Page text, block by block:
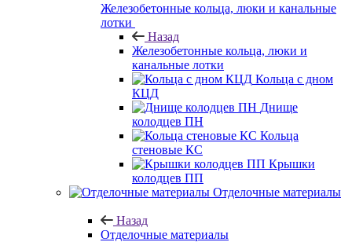
Железобетонные кольца, люки и канальные
лотки
Назад
Железобетонные кольца, люки и
канальные лотки
Кольца с дном
КЦД
Днище
колодцев ПН
Кольца
стеновые КС
Крышки
колодцев ПП
Отделочные материалы
Назад
Отделочные материалы